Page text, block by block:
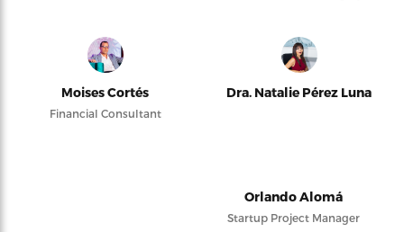
Moises Cortés
Financial Consultant
Dra. Natalie Pérez Luna
Orlando Alomá
Startup Project Manager